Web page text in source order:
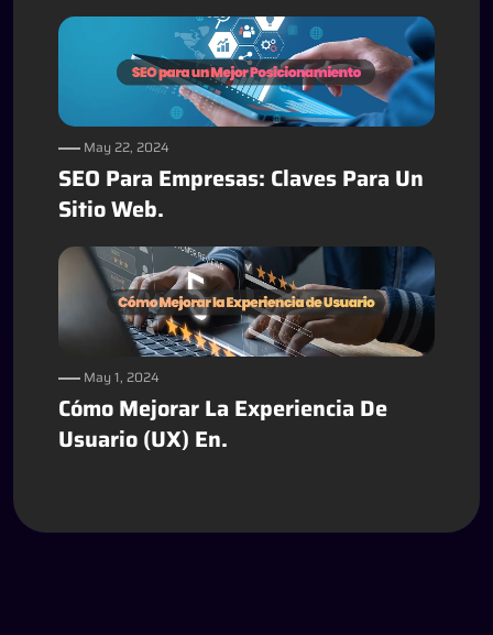
May 22, 2024
SEO Para Empresas: Claves Para Un
Sitio Web.
May 1, 2024
Cómo Mejorar La Experiencia De
Usuario (UX) En.